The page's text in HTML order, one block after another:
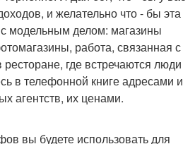
и желательно что - бы эта
модельным делом: магазины
работа, связанная с
где встречаются люди
в телефонной книге адресами и
агентств, их ценами.
вы будете использовать для